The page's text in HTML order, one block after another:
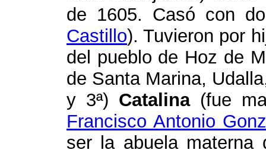
de 1605. Casó con
Castillo). Tuvieron por
del pueblo de Hoz de
de Santa Marina,
y 3ª) Catalina(fue
Francisco Antonio
ser la abuela